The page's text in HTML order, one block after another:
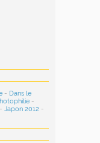
- Dans le
-
-Japon 2012 -